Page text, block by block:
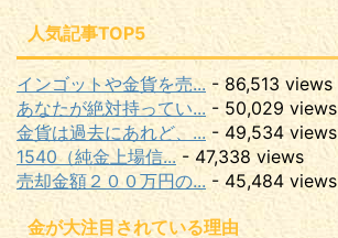
人気記事TOP5
インゴットや金貨を売... - 86,513 views
あなたが絶対持ってい... - 50,029 views
金貨は過去にあれど、... - 49,534 views
1540（純金上場信... - 47,338 views
売却金額２００万円の... - 45,484 views
金が大注目されている理由